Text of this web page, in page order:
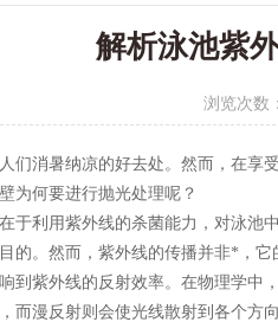
解析泳池紫
浏览次数：
消暑纳凉的好去处。然而，在享受
为何要进行抛光处理呢？
利用紫外线的杀菌能力，对泳池
的。然而，紫外线的传播并非*，
紫外线的反射效率。在物理学中
而漫反射则会使光线散射到各个方